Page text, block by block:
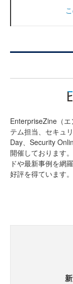
EnterpriseZine（
テム担当、セキュ
Day、Security
開催しております
ドや最新事例を網
好評を得ています。